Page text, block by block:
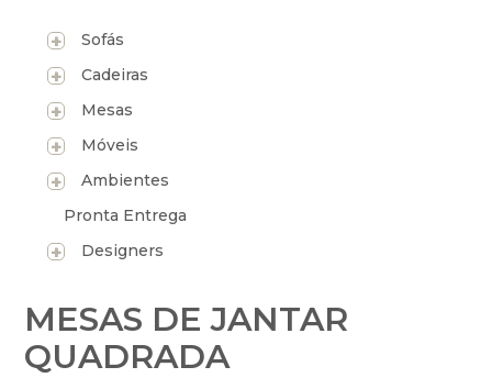
Sofás
Cadeiras
Mesas
Móveis
Ambientes
Pronta Entrega
Designers
MESAS DE JANTAR
QUADRADA